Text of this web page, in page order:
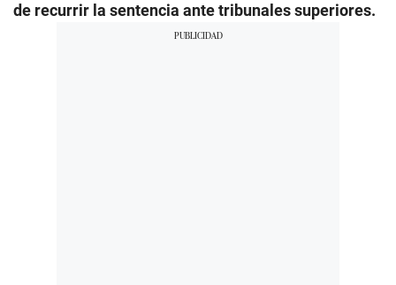
de recurrir la sentencia ante tribunales superiores.